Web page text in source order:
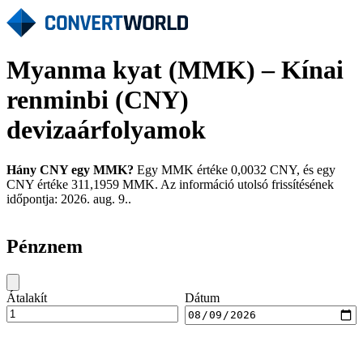
Myanma kyat (MMK) – Kínai
renminbi (CNY)
devizaárfolyamok
Hány CNY egy MMK? Egy MMK értéke 0,0032 CNY, és egy
CNY értéke 311,1959 MMK. Az információ utolsó frissítésének
időpontja: 2026. aug. 9..
Pénznem
Átalakít Dátum